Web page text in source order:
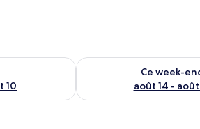
10
demain août 9 - août 10
Ce week-
août 14 - août
Vérifier la disponibilité